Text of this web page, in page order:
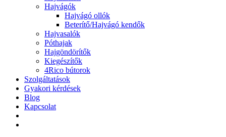
Hajvágók
Hajvágó ollók
Beterítő/Hajvágó kendők
Hajvasalók
Póthajak
Hajgöndörítők
Kiegészítők
4Rico bútorok
Szolgáltatások
Gyakori kérdések
Blog
Kapcsolat